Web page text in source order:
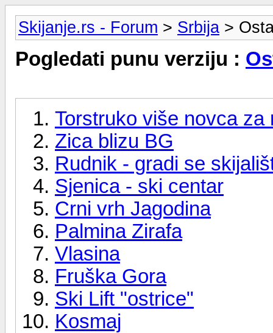
Skijanje.rs - Forum > Srbija >
Pogledati punu verziju :
Torstruko više novca za
Zica blizu BG
Rudnik - gradi se
Sjenica - ski centar
Crni vrh Jagodina
Palmina Zirafa
Vlasina
Fruška Gora
Ski Lift "ostrice"
Kosmaj